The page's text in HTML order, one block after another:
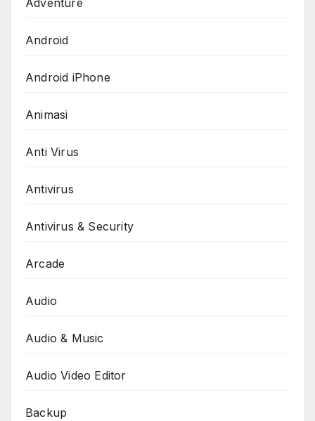
Adventure
Android
Android iPhone
Animasi
Anti Virus
Antivirus
Antivirus & Security
Arcade
Audio
Audio & Music
Audio Video Editor
Backup